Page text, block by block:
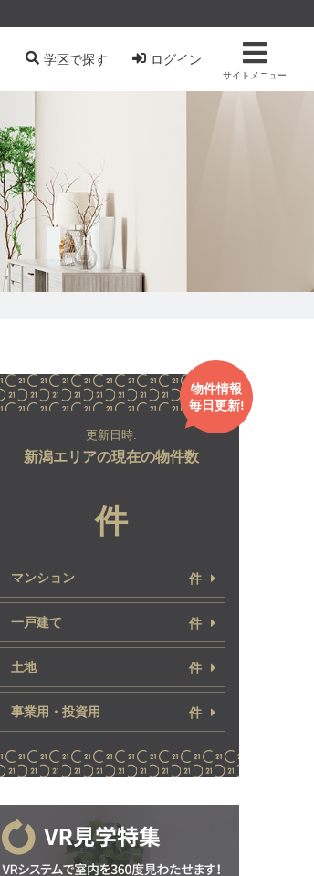
学区で探す ログイン
サイトメニュー
物件情報
毎日更新!
更新日時:
新潟エリアの現在の物件数
件
マンション 件
一戸建て 件
土地 件
事業用・投資用 件